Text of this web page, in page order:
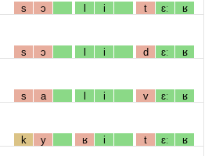
s ɔ l i t ɛː ʁ
s ɔ l i d ɛː ʁ
s a l i v ɛː ʁ
k y ʁ i t ɛː ʁ